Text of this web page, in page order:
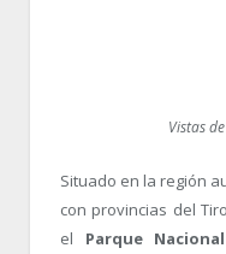
Vistas
Situado en la región
con provincias del
el Parque